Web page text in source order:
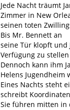
Jede Nacht träumt
Zimmer in New
seinen toten
Bis Mr. Bennett an
seine Tür klopft
Verfügung zu
Dennoch kann ihm
Helens Jugendheim
Eines Nachts steht
schreibt
Sie führen mitten in